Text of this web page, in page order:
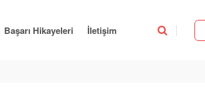
Başarı Hikayeleri İletişim